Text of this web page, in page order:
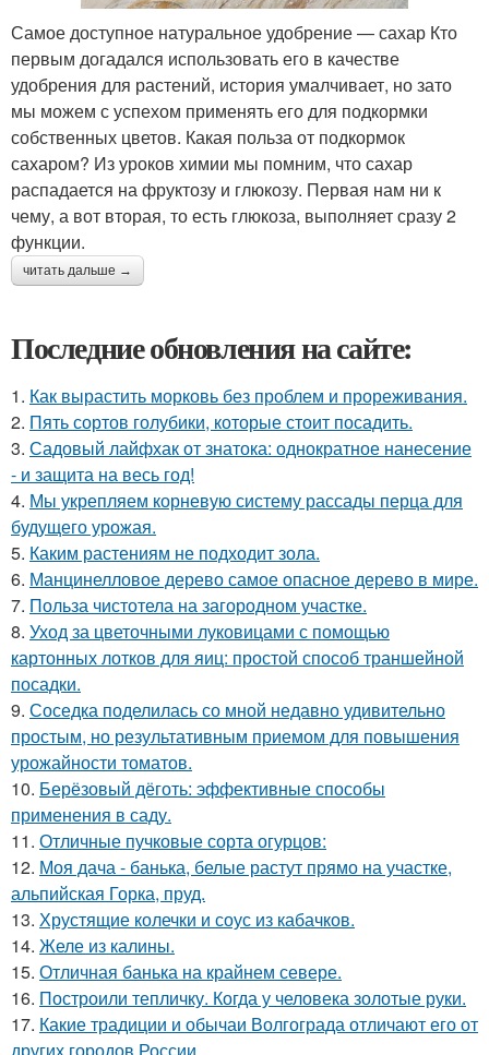
Самое доступное натуральное удобрение — сахар Кто
первым догадался использовать его в качестве
удобрения для растений, история умалчивает, но зато
мы можем с успехом применять его для подкормки
собственных цветов. Какая польза от подкормок
сахаром? Из уроков химии мы помним, что сахар
распадается на фруктозу и глюкозу. Первая нам ни к
чему, а вот вторая, то есть глюкоза, выполняет сразу 2
функции.
читать дальше →
Последние обновления на сайте:
1. Как вырастить морковь без проблем и прореживания.
2. Пять сортов голубики, которые стоит посадить.
3. Садовый лайфхак от знатока: однократное нанесение
- и защита на весь год!
4. Мы укрепляем корневую систему рассады перца для
будущего урожая.
5. Каким растениям не подходит зола.
6. Манцинелловое дерево самое опасное дерево в мире.
7. Польза чистотела на загородном участке.
8. Уход за цветочными луковицами с помощью
картонных лотков для яиц: простой способ траншейной
посадки.
9. Соседка поделилась со мной недавно удивительно
простым, но результативным приемом для повышения
урожайности томатов.
10. Берёзовый дёготь: эффективные способы
применения в саду.
11. Отличные пучковые сорта огурцов:
12. Моя дача - банька, белые растут прямо на участке,
альпийская Горка, пруд.
13. Хрустящие колечки и соус из кабачков.
14. Желе из калины.
15. Отличная банька на крайнем севере.
16. Построили тепличку. Когда у человека золотые руки.
17. Какие традиции и обычаи Волгограда отличают его от